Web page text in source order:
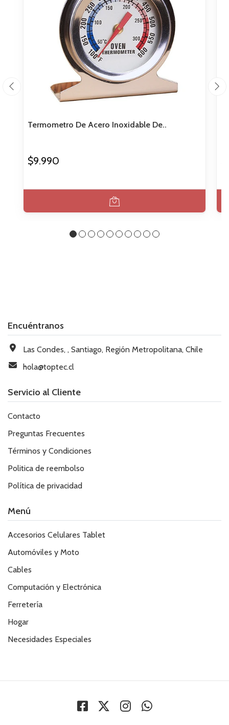
Termometro De Acero Inoxidable De..
$9.990
Encuéntranos
Las Condes, , Santiago, Región Metropolitana, Chile
hola@toptec.cl
Servicio al Cliente
Contacto
Preguntas Frecuentes
Términos y Condiciones
Politica de reembolso
Política de privacidad
Menú
Accesorios Celulares Tablet
Automóviles y Moto
Cables
Computación y Electrónica
Ferretería
Hogar
Necesidades Especiales